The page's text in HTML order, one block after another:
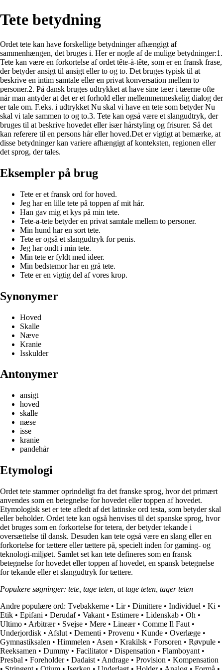
Tete betydning
Ordet tete kan have forskellige betydninger afhængigt af
sammenhængen, det bruges i. Her er nogle af de mulige betydninger:1.
Tete kan være en forkortelse af ordet tête-à-tête, som er en fransk frase,
der betyder ansigt til ansigt eller to og to. Det bruges typisk til at
beskrive en intim samtale eller en privat konversation mellem to
personer.2. På dansk bruges udtrykket at have sine tæer i tæerne ofte
når man antyder at det er et forhold eller mellemmenneskelig dialog der
er tale om. F.eks. i udtrykket Nu skal vi have en tete som betyder Nu
skal vi tale sammen to og to.3. Tete kan også være et slangudtryk, der
bruges til at beskrive hovedet eller især hårstyling og frisurer. Så det
kan referere til en persons hår eller hoved.Det er vigtigt at bemærke, at
disse betydninger kan variere afhængigt af konteksten, regionen eller
det sprog, der tales.
Eksempler på brug
Tete er et fransk ord for hoved.
Jeg har en lille tete på toppen af mit hår.
Han gav mig et kys på min tete.
Tete-a-tete betyder en privat samtale mellem to personer.
Min hund har en sort tete.
Tete er også et slangudtryk for penis.
Jeg har ondt i min tete.
Min tete er fyldt med ideer.
Min bedstemor har en grå tete.
Tete er en vigtig del af vores krop.
Synonymer
Hoved
Skalle
Næve
Kranie
Isskulder
Antonymer
ansigt
hoved
skalle
næse
isse
kranie
pandehår
Etymologi
Ordet tete stammer oprindeligt fra det franske sprog, hvor det primært
anvendes som en betegnelse for hovedet eller toppen af hovedet.
Etymologisk set er tete afledt af det latinske ord testa, som betyder skal
eller beholder. Ordet tete kan også henvises til det spanske sprog, hvor
det bruges som en forkortelse for tetera, der betyder tekande i
oversættelse til dansk. Desuden kan tete også være en slang eller en
forkortelse for tættere eller tættere på, specielt inden for gaming- og
teknologi-miljøet. Samlet set kan tete defineres som en fransk
betegnelse for hovedet eller toppen af hovedet, en spansk betegnelse
for tekande eller et slangudtryk for tættere.
Populære søgninger: tete, tage teten, at tage teten, tager teten
Andre populære ord: Tvebakkerne • Lir• Dimittere • Individuel • Ki •
Etik • Epifani • Derudaf• Vakant • Estimere • Lidenskab • Oh •
Ultimo • Arbitrær• Svejse • Mere • Lineær• Comme Il Faut •
Underjordisk • Afslut • Dementi • Provenu • Kunde • Overlæge •
Gymnastiksalen • Himmelen • Asen • Krakilsk • Forsoren • Røvpule •
Reeksamen • Dummy • Facilitator• Dispensation • Flamboyant •
Presbal • Foreholder• Dadaist • Andrage • Provision • Kompensation